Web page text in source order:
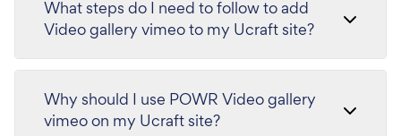
What steps do I need to follow to add
Video gallery vimeo to my Ucraft site?
Why should I use POWR Video gallery
vimeo on my Ucraft site?